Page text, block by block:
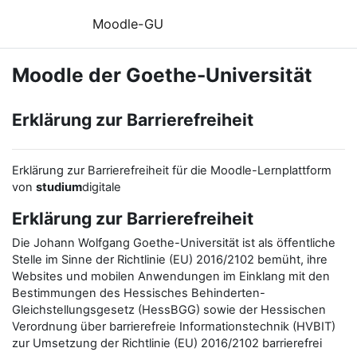
Moodle-GU
Moodle der Goethe-Universität
Erklärung zur Barrierefreiheit
Erklärung zur Barrierefreiheit für die Moodle-Lernplattform
von studiumdigitale
Erklärung zur Barrierefreiheit
Die Johann Wolfgang Goethe-Universität ist als öffentliche
Stelle im Sinne der Richtlinie (EU) 2016/2102 bemüht, ihre
Websites und mobilen Anwendungen im Einklang mit den
Bestimmungen des Hessisches Behinderten-
Gleichstellungsgesetz (HessBGG) sowie der Hessischen
Verordnung über barrierefreie Informationstechnik (HVBIT)
zur Umsetzung der Richtlinie (EU) 2016/2102 barrierefrei